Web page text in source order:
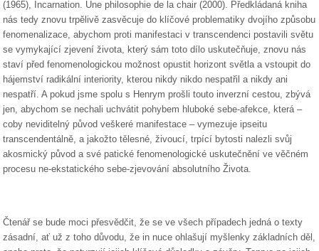
(1965), Incarnation. Une philosophie de la chair (2000). Předkládaná kniha
nás tedy znovu trpělivě zasvěcuje do klíčové problematiky dvojího způsobu
fenomenalizace, abychom proti manifestaci v transcendenci postavili světu
se vymykající zjevení života, který sám toto dílo uskutečňuje, znovu nás
staví před fenomenologickou možnost opustit horizont světla a vstoupit do
hájemství radikální interiority, kterou nikdy nikdo nespatřil a nikdy ani
nespatří. A pokud jsme spolu s Henrym prošli touto inverzní cestou, zbývá
jen, abychom se nechali uchvátit pohybem hluboké sebe-afekce, která –
coby neviditelný původ veškeré manifestace – vymezuje ipseitu
transcendentálně, a jakožto tělesné, živoucí, trpící bytosti nalezli svůj
akosmický původ a své patické fenomenologické uskutečnění ve věčném
procesu ne-ekstatického sebe-zjevování absolutního Života.
Čtenář se bude moci přesvědčit, že se ve všech případech jedná o texty
zásadní, ať už z toho důvodu, že in nuce ohlašují myšlenky základních děl,